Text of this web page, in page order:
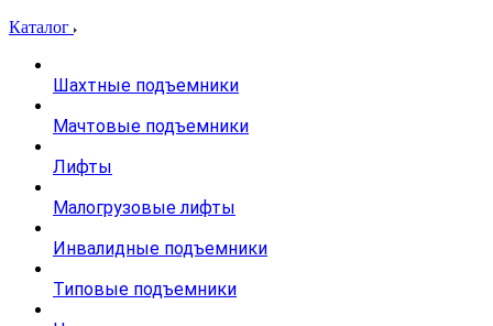
Каталог
Шахтные подъемники
Мачтовые подъемники
Лифты
Малогрузовые лифты
Инвалидные подъемники
Типовые подъемники